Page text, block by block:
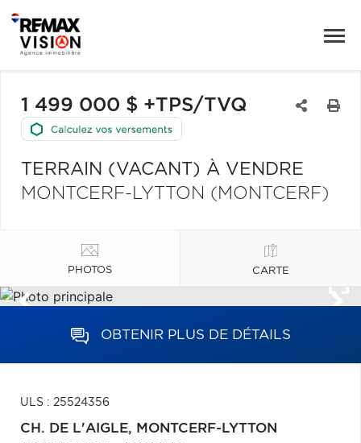
1 499 000 $ +TPS/TVQ
TERRAIN (VACANT) À VENDRE
MONTCERF-LYTTON (MONTCERF)
PHOTOS CARTE
OBTENIR PLUS DE DÉTAILS
ULS : 25524356
CH. DE L'AIGLE, MONTCERF-LYTTON